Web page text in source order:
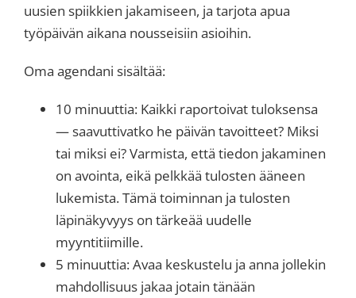
uusien spiikkien jakamiseen, ja tarjota apua
työpäivän aikana nousseisiin asioihin.
Oma agendani sisältää:
10 minuuttia: Kaikki raportoivat tuloksensa
— saavuttivatko he päivän tavoitteet? Miksi
tai miksi ei? Varmista, että tiedon jakaminen
on avointa, eikä pelkkää tulosten ääneen
lukemista. Tämä toiminnan ja tulosten
läpinäkyvyys on tärkeää uudelle
myyntitiimille.
5 minuuttia: Avaa keskustelu ja anna jollekin
mahdollisuus jakaa jotain tänään